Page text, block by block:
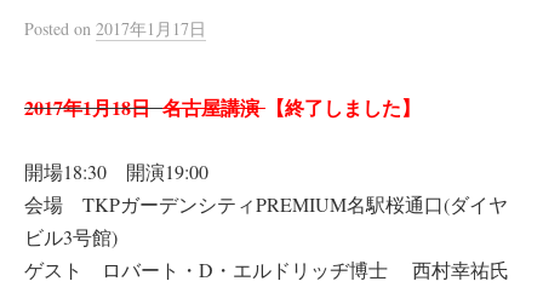
Posted on 2017年1月17日
2017年1月18日 名古屋講演 【終了しました】
開場18:30 開演19:00
会場 TKPガーデンシティPREMIUM名駅桜通口(ダイヤ
ビル3号館)
ゲスト ロバート・D・エルドリッヂ博士 西村幸祐氏